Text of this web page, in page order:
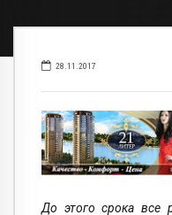
28.11.2017
До этого срока все